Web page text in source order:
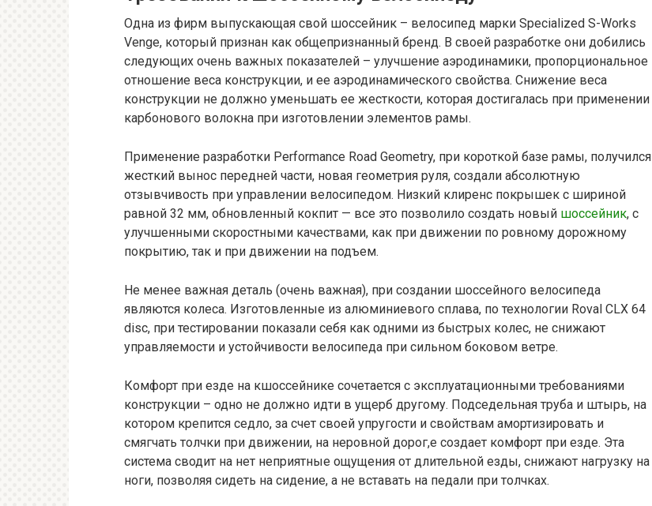
Одна из фирм выпускающая свой шоссейник – велосипед марки Specialized S-Works
Venge, который признан как общепризнанный бренд. В своей разработке они добились
следующих очень важных показателей – улучшение аэродинамики, пропорциональное
отношение веса конструкции, и ее аэродинамического свойства. Снижение веса
конструкции не должно уменьшать ее жесткости, которая достигалась при применении
карбонового волокна при изготовлении элементов рамы.
Применение разработки Performance Road Geometry, при короткой базе рамы, получился
жесткий вынос передней части, новая геометрия руля, создали абсолютную
отзывчивость при управлении велосипедом. Низкий клиренс покрышек с шириной
равной 32 мм, обновленный кокпит — все это позволило создать новый шоссейник, с
улучшенными скоростными качествами, как при движении по ровному дорожному
покрытию, так и при движении на подъем.
Не менее важная деталь (очень важная), при создании шоссейного велосипеда
являются колеса. Изготовленные из алюминиевого сплава, по технологии Roval CLX 64
disc, при тестировании показали себя как одними из быстрых колес, не снижают
управляемости и устойчивости велосипеда при сильном боковом ветре.
Комфорт при езде на кшоссейнике сочетается с эксплуатационными требованиями
конструкции – одно не должно идти в ущерб другому. Подседельная труба и штырь, на
котором крепится седло, за счет своей упругости и свойствам амортизировать и
смягчать толчки при движении, на неровной дорог,е создает комфорт при езде. Эта
система сводит на нет неприятные ощущения от длительной езды, снижают нагрузку на
ноги, позволяя сидеть на сидение, а не вставать на педали при толчках.